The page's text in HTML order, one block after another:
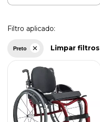
Filtro aplicado:
Preto Limpar filtros